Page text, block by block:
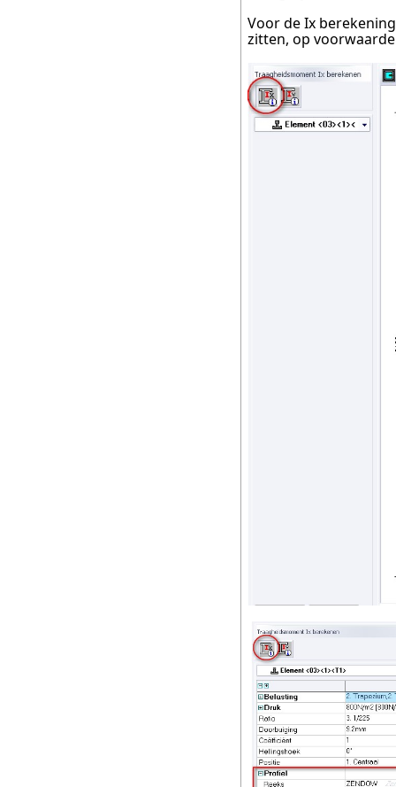
Voor de Ix
zitten, op